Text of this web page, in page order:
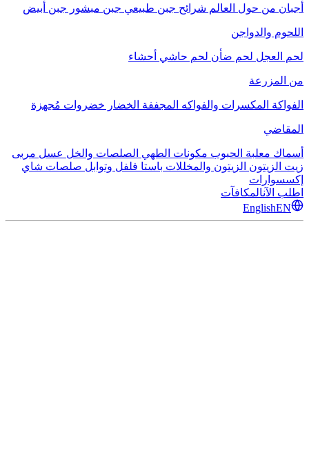
أجبان من حول العالم شرائح جبن طبيعي جبن مبشور جبن أبيض
اللحوم والدواجن
لحم العجل لحم ضأن لحم حاشي أحشاء
من المزرعة
الفواكة المكسرات والفواكه المجففة الخضار خضروات مُجهزة
المقاضي
أسماك معلبة الحبوب مكونات الطهي الصلصات والخل عسل مربى
زيت الزيتون الزيتون والمخللات باستا فلفل وتوابل صلصات شاي
إكسسوارات
اطلب الآنالمكافآت
EnglishEN